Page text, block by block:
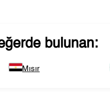
bulunan:
Mısır